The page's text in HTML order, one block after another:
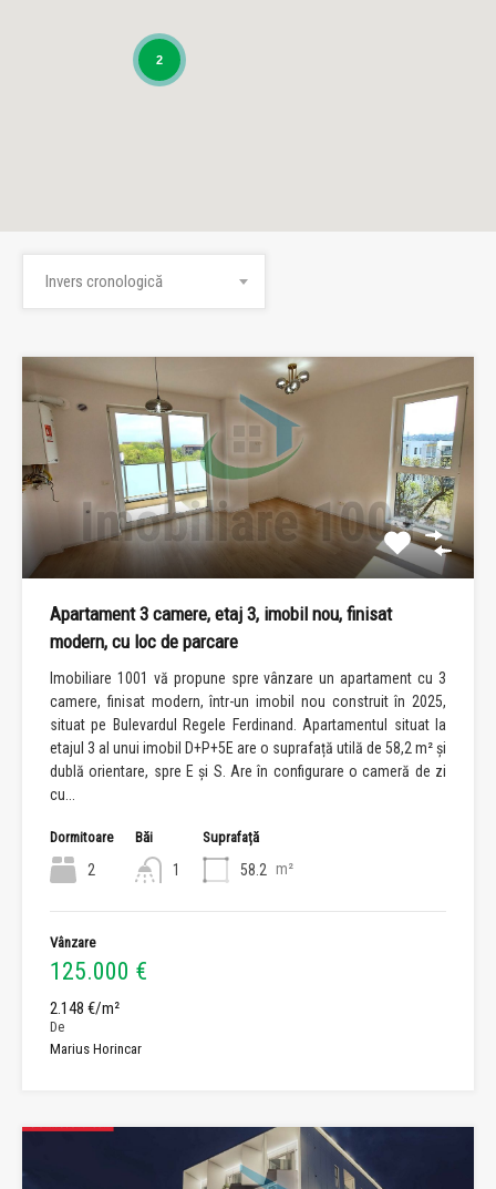
2
Invers cronologică
Apartament 3 camere, etaj 3, imobil nou, finisat
modern, cu loc de parcare
Imobiliare 1001 vă propune spre vânzare un apartament cu 3
camere, finisat modern, într-un imobil nou construit în 2025,
situat pe Bulevardul Regele Ferdinand. Apartamentul situat la
etajul 3 al unui imobil D+P+5E are o suprafață utilă de 58,2 m² și
dublă orientare, spre E și S. Are în configurare o cameră de zi
cu...
Dormitoare
2
Băi
1
Suprafață
58.2 m²
Vânzare
125.000 €
2.148 €/m²
De
Marius Horincar